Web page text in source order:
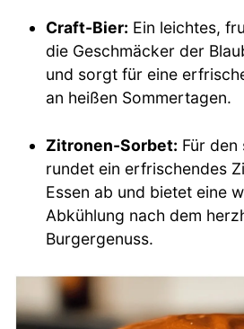
Craft-Bier: Ein leichtes,
die Geschmäcker der
und sorgt für eine
an heißen Sommertagen.
Zitronen-Sorbet: Für den
rundet ein erfrischendes
Essen ab und bietet eine
Abkühlung nach dem
Burgergenuss.